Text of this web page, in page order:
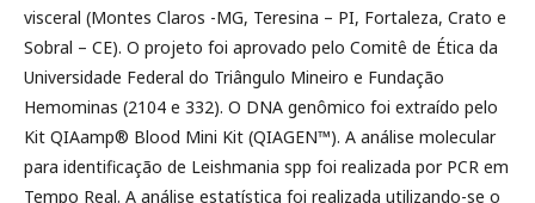
visceral (Montes Claros -MG, Teresina – PI, Fortaleza, Crato e
Sobral – CE). O projeto foi aprovado pelo Comitê de Ética da
Universidade Federal do Triângulo Mineiro e Fundação
Hemominas (2104 e 332). O DNA genômico foi extraído pelo
Kit QIAamp® Blood Mini Kit (QIAGEN™). A análise molecular
para identificação de Leishmania spp foi realizada por PCR em
Tempo Real. A análise estatística foi realizada utilizando-se o